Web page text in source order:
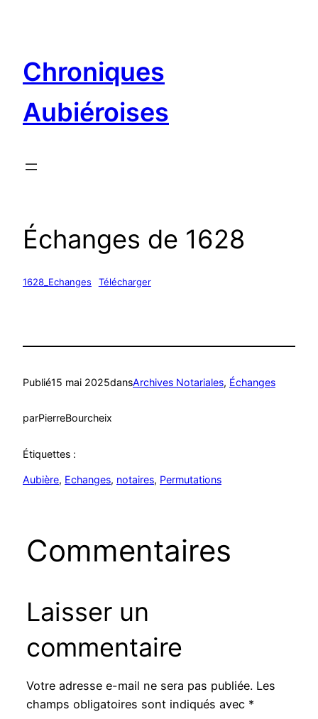
Chroniques
Aubiéroises
Échanges de 1628
1628_Echanges Télécharger
Publié15 mai 2025dansArchives Notariales, Échanges
parPierreBourcheix
Étiquettes :
Aubière, Echanges, notaires, Permutations
Commentaires
Laisser un
commentaire
Votre adresse e-mail ne sera pas publiée. Les
champs obligatoires sont indiqués avec *